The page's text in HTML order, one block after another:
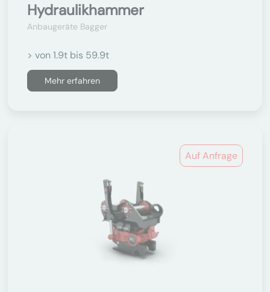
Hydraulikhammer
Anbaugeräte Bagger
> von 1.9t bis 59.9t
Mehr erfahren
Auf Anfrage